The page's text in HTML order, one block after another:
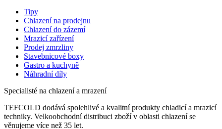
Tipy
Chlazení na prodejnu
Chlazení do zázemí
Mrazicí zařízení
Prodej zmrzliny
Stavebnicové boxy
Gastro a kuchyně
Náhradní díly
Specialisté na chlazení a mrazení
TEFCOLD dodává spolehlivé a kvalitní produkty chladicí a mrazicí
techniky. Velkoobchodní distribuci zboží v oblasti chlazení se
věnujeme více než 35 let.